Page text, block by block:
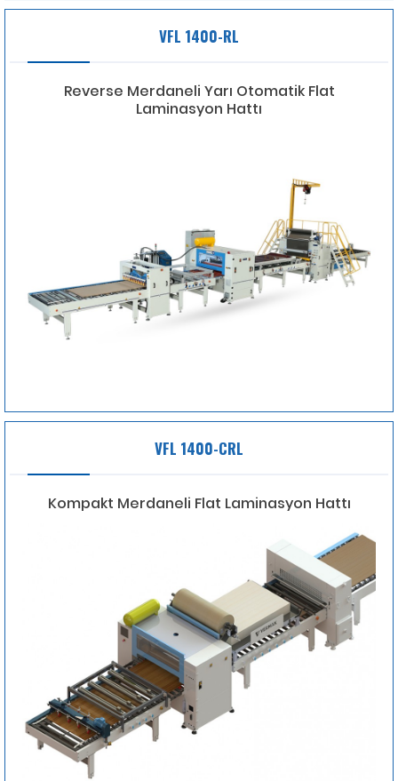
VFL 1400-RL
Reverse Merdaneli Yarı Otomatik Flat
Laminasyon Hattı
VFL 1400-CRL
Kompakt Merdaneli Flat Laminasyon Hattı